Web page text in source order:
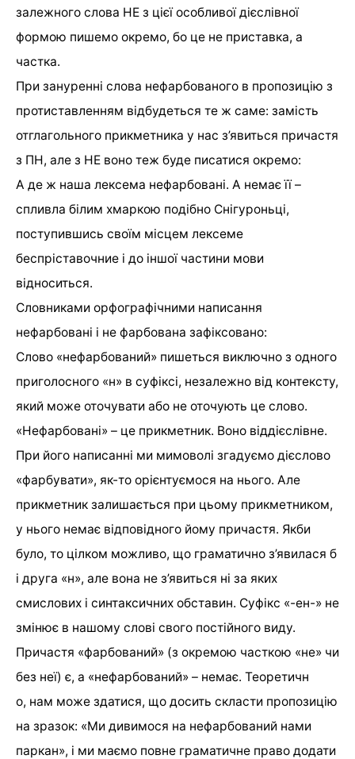
залежного слова НЕ з цієї особливої ​​дієслівної
формою пишемо окремо, бо це не приставка, а
частка.
При зануренні слова нефарбованого в пропозицію з
протиставленням відбудеться те ж саме: замість
отглагольного прикметника у нас з’явиться причастя
з ПН, але з НЕ воно теж буде писатися окремо:
А де ж наша лексема нефарбовані. А немає її –
спливла білим хмаркою подібно Снігуроньці,
поступившись своїм місцем лексеме
беспріставочние і до іншої частини мови
відноситься.
Словниками орфографічними написання
нефарбовані і не фарбована зафіксовано:
Слово «нефарбований» пишеться виключно з одного
приголосного «н» в суфіксі, незалежно від контексту,
який може оточувати або не оточують це слово.
«Нефарбовані» – це прикметник. Воно віддієслівне.
При його написанні ми мимоволі згадуємо дієслово
«фарбувати», як-то орієнтуємося на нього. Але
прикметник залишається при цьому прикметником,
у нього немає відповідного йому причастя. Якби
було, то цілком можливо, що граматично з’явилася б
і друга «н», але вона не з’явиться ні за яких
смислових і синтаксичних обставин. Суфікс «-ен-» не
змінює в нашому слові свого постійного виду.
Причастя «фарбований» (з окремою часткою «не» чи
без неї) є, а «нефарбований» – немає. Теоретичн
о, нам може здатися, що досить скласти пропозицію
на зразок: «Ми дивимося на нефарбований нами
паркан», і ми маємо повне граматичне право додати